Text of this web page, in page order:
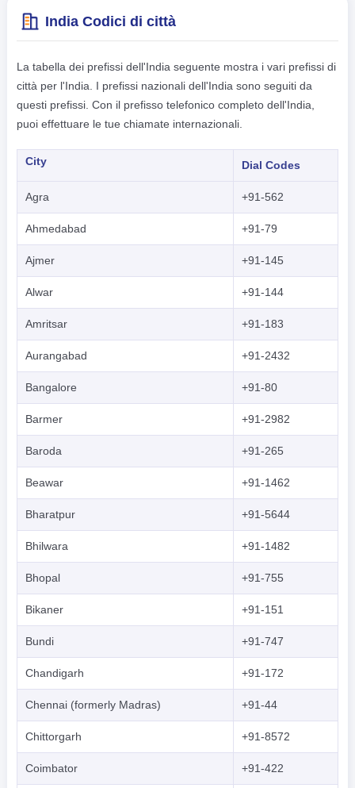
India Codici di città
La tabella dei prefissi dell'India seguente mostra i vari prefissi di
città per l'India. I prefissi nazionali dell'India sono seguiti da
questi prefissi. Con il prefisso telefonico completo dell'India,
puoi effettuare le tue chiamate internazionali.
City Dial Codes
Agra +91-562
Ahmedabad +91-79
Ajmer +91-145
Alwar +91-144
Amritsar +91-183
Aurangabad +91-2432
Bangalore +91-80
Barmer +91-2982
Baroda +91-265
Beawar +91-1462
Bharatpur +91-5644
Bhilwara +91-1482
Bhopal +91-755
Bikaner +91-151
Bundi +91-747
Chandigarh +91-172
Chennai (formerly Madras) +91-44
Chittorgarh +91-8572
Coimbator +91-422